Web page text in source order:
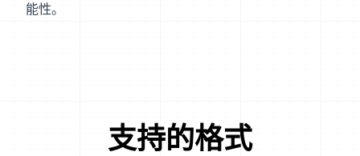
能性。
支持的格式